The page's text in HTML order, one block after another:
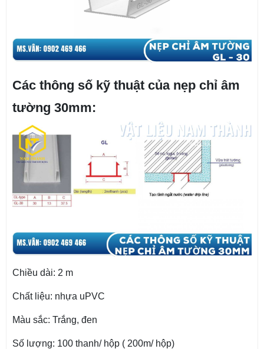
Các thông số kỹ thuật của nẹp chỉ âm
tường 30mm:
Chiều dài: 2 m
Chất liệu: nhựa uPVC
Màu sắc: Trắng, đen
Số lượng: 100 thanh/ hộp ( 200m/ hộp)